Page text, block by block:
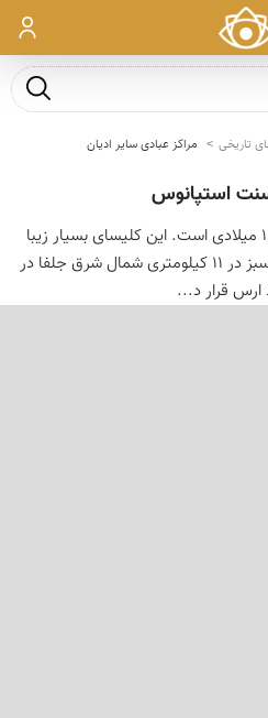
ورود
جست و
تاریخی مراکز عبادی سایر ادیان
استپانوس
این كلیسا مربوط به قرن 10 تا 12 میلادی است. این كلیسای بسیار زیبا
ودیدنی در منطقه ای ییلاقی وسرسبز در 11 كیلومتری شمال شرق جلفا در
ارس قرار د...